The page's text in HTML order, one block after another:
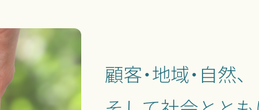
顧客・地域・自然、